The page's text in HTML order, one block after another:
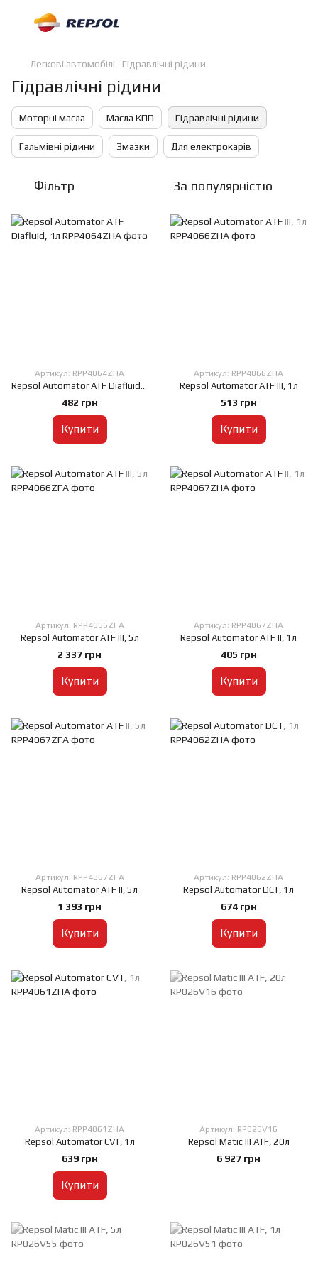
Легкові автомобілі Гідравлічні рідини
Гідравлічні рідини
Моторні масла Масла КПП Гідравлічні рідини
Гальмівні рідини Змазки Для електрокарів
Фільтр За популярністю
Артикул: RPP4064ZHA
Repsol Automator ATF Diafluid, 1л
482 грн
Купити
Артикул: RPP4066ZHA
Repsol Automator ATF III, 1л
513 грн
Купити
Артикул: RPP4066ZFA
Repsol Automator ATF III, 5л
2 337 грн
Купити
Артикул: RPP4067ZHA
Repsol Automator ATF II, 1л
405 грн
Купити
Артикул: RPP4067ZFA
Repsol Automator ATF II, 5л
1 393 грн
Купити
Артикул: RPP4062ZHA
Repsol Automator DCT, 1л
674 грн
Купити
Артикул: RPP4061ZHA
Repsol Automator CVT, 1л
639 грн
Купити
Артикул: RP026V16
Repsol Matic III ATF, 20л
6 927 грн